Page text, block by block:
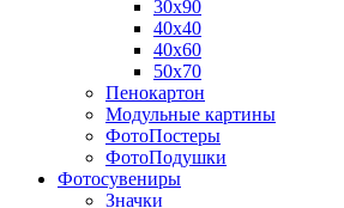
30х90
40х40
40х60
50х70
Пенокартон
Модульные картины
ФотоПостеры
ФотоПодушки
Фотоcувениры
Значки